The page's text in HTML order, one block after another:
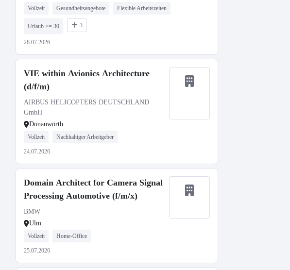
Vollzeit Gesundheitsangebote Flexible Arbeitszeiten
Urlaub >= 30 3
28.07.2026
VIE within Avionics Architecture
(d/f/m)
AIRBUS HELICOPTERS DEUTSCHLAND
GmbH
Donauwörth
Vollzeit Nachhaltiger Arbeitgeber
24.07.2026
Domain Architect for Camera Signal
Processing Automotive (f/m/x)
BMW
Ulm
Vollzeit Home-Office
25.07.2026